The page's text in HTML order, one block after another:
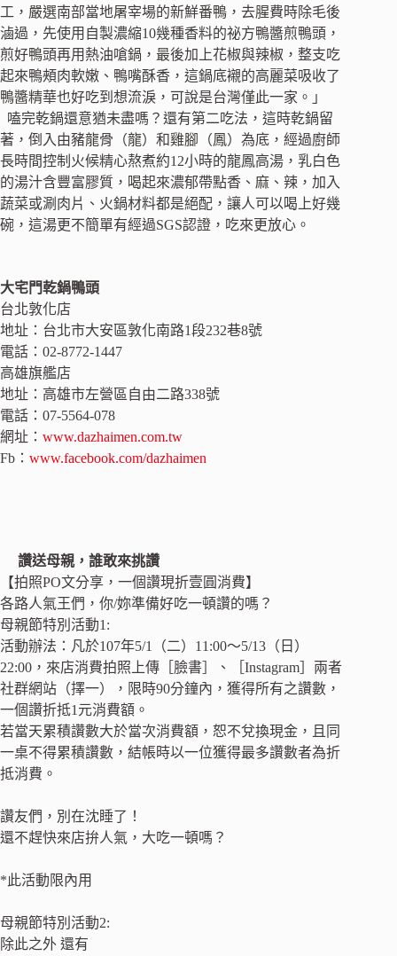
工，嚴選南部當地屠宰場的新鮮番鴨，去腥費時除毛後
滷過，先使用自製濃縮10幾種香料的祕方鴨醬煎鴨頭，
煎好鴨頭再用熱油嗆鍋，最後加上花椒與辣椒，整支吃
起來鴨頰肉軟嫩、鴨嘴酥香，這鍋底襯的高麗菜吸收了
鴨醬精華也好吃到想流淚，可說是台灣僅此一家。」
嗑完乾鍋還意猶未盡嗎？還有第二吃法，這時乾鍋留
著，倒入由豬龍骨（龍）和雞腳（鳳）為底，經過廚師
長時間控制火候精心熬煮約12小時的龍鳳高湯，乳白色
的湯汁含豐富膠質，喝起來濃郁帶點香、麻、辣，加入
蔬菜或涮肉片、火鍋材料都是絕配，讓人可以喝上好幾
碗，這湯更不簡單有經過SGS認證，吃來更放心。
大宅門乾鍋鴨頭
台北敦化店
地址：台北市大安區敦化南路1段232巷8號
電話：02-8772-1447
高雄旗艦店
地址：高雄市左營區自由二路338號
電話：07-5564-078
網址： www.dazhaimen.com.tw
Fb： www.facebook.com/dazhaimen
讚送母親，誰敢來挑讚
【拍照PO文分享，一個讚現折壹圓消費】
各路人氣王們，你/妳準備好吃一頓讚的嗎？
母親節特別活動1:
活動辦法：凡於107年5/1（二）11:00～5/13（日）
22:00，來店消費拍照上傳［臉書］、［Instagram］兩者
社群網站（擇一），限時90分鐘內，獲得所有之讚數，
一個讚折抵1元消費額。
若當天累積讚數大於當次消費額，恕不兌換現金，且同
一桌不得累積讚數，結帳時以一位獲得最多讚數者為折
抵消費。
讚友們，別在沈睡了！
還不趕快來店拚人氣，大吃一頓嗎？
*此活動限內用
母親節特別活動2:
除此之外 還有